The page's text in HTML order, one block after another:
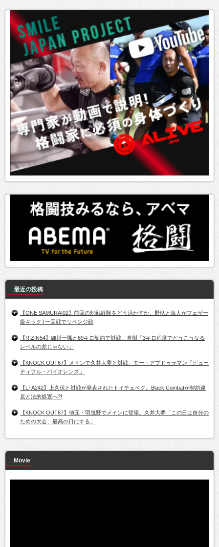
最近の投稿
【ONE SAMURAI02】前回の対戦経験をどう活かすか。野杁と海人がフェザー
級キックT一回戦でリベンジ戦
【RIZIN54】細川一颯と69キロ契約で対戦、直樹「3キロ程度でどうこうなる
レベルの差じゃない」
【KNOCK OUT67】メインで久井大夢と対戦、モー・アブドゥラマン「ビュー
ティフル・バイオレンス」
【LFA242】上久保と対戦が発表されたトイチュベク。Black Combatが契約違
反と法的処置へ?!
【KNOCK OUT67】地元・羽曳野でメインに登場。久井大夢「この日は自分の
ための大会、最高の日にする」
Movie